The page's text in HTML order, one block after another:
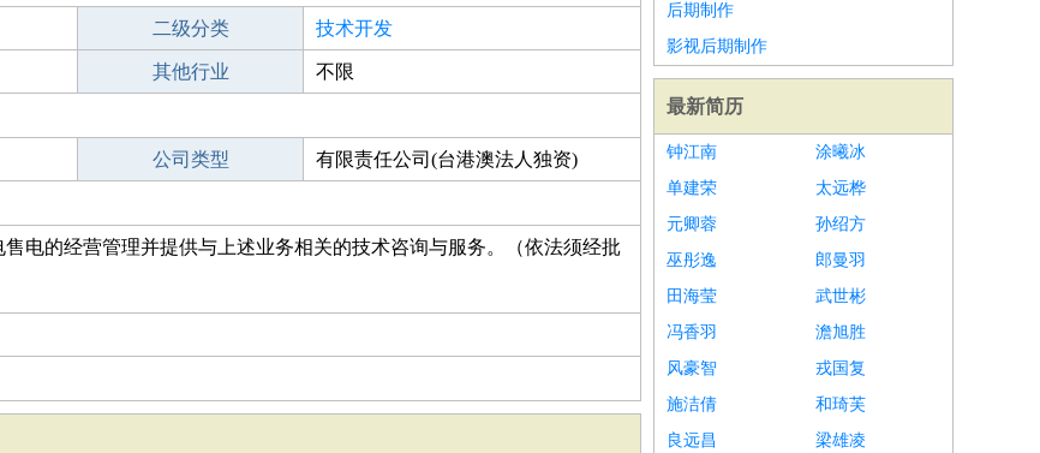
二级分类 技术开发
其他行业 不限
公司类型 有限责任公司(台港澳法人独资)
电的经营管理并提供与上述业务相关的技术咨询与服务。（依法须经批
后期制作
影视后期制作
最新简历
钟江南
涂曦冰
单建荣
太远桦
元卿蓉
孙绍方
巫彤逸
郎曼羽
田海莹
武世彬
冯香羽
澹旭胜
风豪智
戎国复
施洁倩
和琦芙
良远昌
梁雄凌